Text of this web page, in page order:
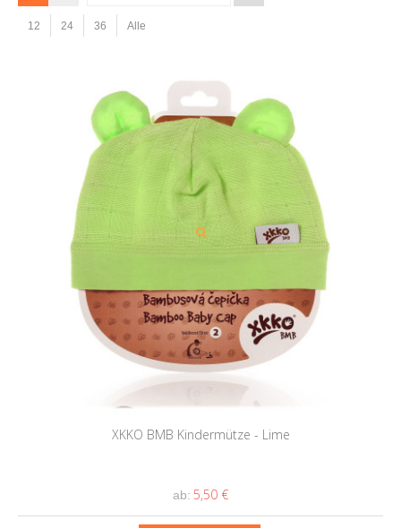
12 24 36 Alle
XKKO BMB Kindermütze - Lime
ab: 5,50 €